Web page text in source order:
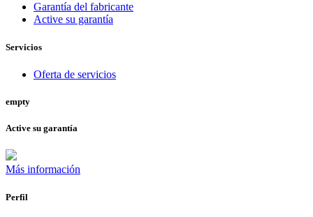
Garantía del fabricante
Active su garantía
Servicios
Oferta de servicios
empty
Active su garantía
Más información
Perfil